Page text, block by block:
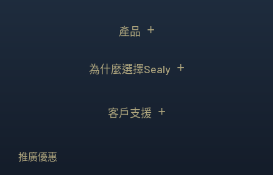
產品
為什麼選擇Sealy
客戶支援
推廣優惠